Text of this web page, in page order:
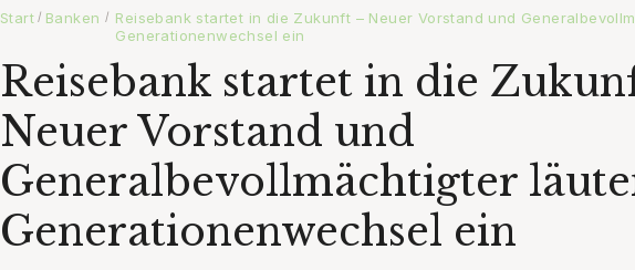
Start / Banken / Reisebank startet in die Zukunft – Neuer Vorstand und
Generationenwechsel ein
Reisebank startet in die
Neuer Vorstand und
Generalbevollmächtigter
Generationenwechsel ein